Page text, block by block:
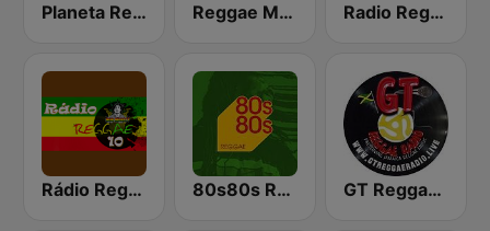
Planeta Reggae Reggae Mania Radio Reggae
Rádio Reggae 10 80s80s Reggae GT Reggae Radio